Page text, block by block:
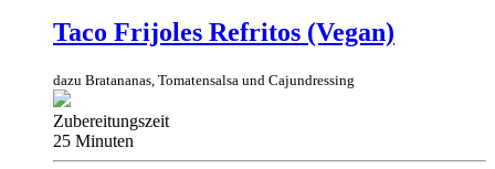
Taco Frijoles Refritos (Vegan)
dazu Bratananas, Tomatensalsa und Cajundressing
Zubereitungszeit
25 Minuten